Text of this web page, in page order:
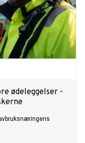
ødeleggelser -